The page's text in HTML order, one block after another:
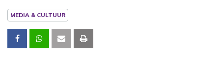
MEDIA & CULTUUR